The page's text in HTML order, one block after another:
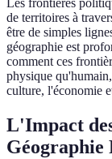
Les frontières
de territoires à
être de simples
géographie est
comment ces
physique
culture, l'économie
L'Impact
Géographie